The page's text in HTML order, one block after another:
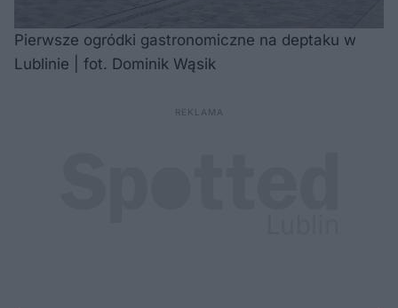
Pierwsze ogródki gastronomiczne na deptaku w
Lublinie | fot. Dominik Wąsik